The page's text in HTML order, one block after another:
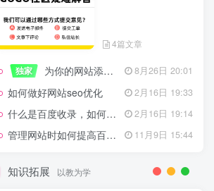
4篇文章
独家 为你的网站添加百度登录 8月26日 20:01
如何做好网站seo优化 2月16日 19:33
什么是百度收录，如何提高收录量？ 2月16日 19:14
管理网站时如何提高百度权重？ 11月9日 15:44
知识拓展 以教为学
来生缘
活着——洪真英
辉星 – INSOMNIA 2月16日 19:06
《INSOMNIA》欧美 2月16日 19:06
疑难解答